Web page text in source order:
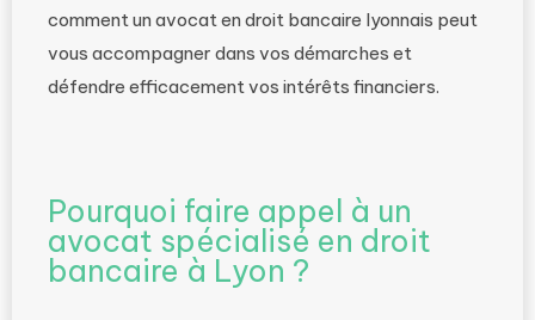
comment un avocat en droit bancaire lyonnais peut
vous accompagner dans vos démarches et
défendre efficacement vos intérêts financiers.
Pourquoi faire appel à un
avocat spécialisé en droit
bancaire à Lyon ?